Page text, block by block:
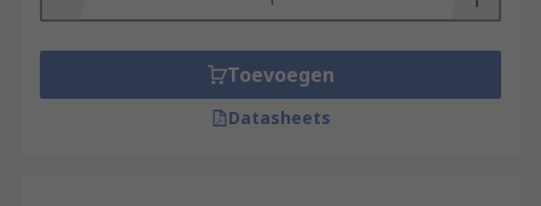
Toevoegen
Datasheets